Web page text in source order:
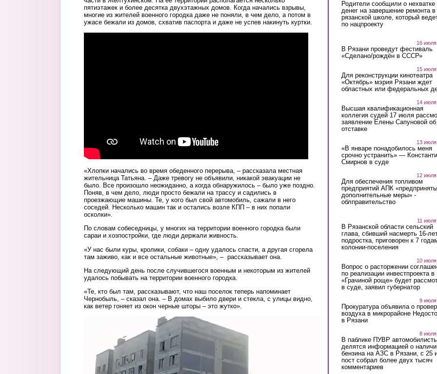
пятиэтажек и более десятка двухэтажных домов. Когда начались взрывы,
многие из жителей военного городка даже не поняли, в чем дело, а потом в
ужасе бежали из домов, схватив паспорта и даже не успев накинуть куртки.
«Хлопки начались во время обеденного перерыва, – рассказала местная
жительница Татьяна. – Даже тревогу не объявили, никакой эвакуации не
было. Все произошло неожиданно, а когда обнаружилось – было уже поздно.
Поняв, в чем дело, люди просто бежали на трассу и садились в
проезжающие машины. Те, у кого был свой автомобиль, сажали в него
соседей. Несколько машин так и остались возле КПП – в них попали
осколки».
По словам собеседницы, у многих на территории военного городка были
сараи и хозпостройки, где люди держали живность.
«У нас были куры, кролики, собаки – одну удалось спасти, а другая сгорела
там заживо, как и все остальные животные», – рассказывает она.
На следующий день после случившегося военным и некоторым из жителей
удалось побывать на территории военного городка.
«Те, кто был там, рассказывают, что наш поселок теперь напоминает
Чернобыль, – сказал она. – В домах выбило двери и стекла, с улицы видно,
как ветер гоняет из окон черные шторы – это жутко».
Родители сообщили о нехватке
денег на завершение ремонта в
рязанской школе, который
по нацпроекту
16
В Рязани проведут фестиваль
«Сделано/рождён в СССР»
15
Для реконструкции кинотеатра
«Октябрь» мэрия Рязани ждет
областных или федеральных
14
Высшая квалификационная
коллегия судей 17 июля
заявление Елены Сапуновой об
отставке
13
«В январе понадобилось меня
срочно устранить» —
Смирнов в суде
12
Для обеспечения топливом
предприятий АПК «предприняты
дополнительные меры» -
облправительство
11
В Рязанской области сельский
глава, сбивший насмерть 16-
подростка, приговорен к 7
колонии-поселения
10
Вопрос о расторжении
по реализации инвестпроекта в
«Грачиной роще» будет
в суде, заявил губернатор
9 июля
Прокуратура объявила о
воздуха в микрорайоне
в Рязани
8 июля
В паблике ПУВР
делятся информацией о
бензина на АЗС в Рязани, с 25
пост собрал более двух тысяч
комментариев